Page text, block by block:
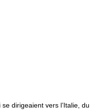
dirigeaient vers l’Italie, du